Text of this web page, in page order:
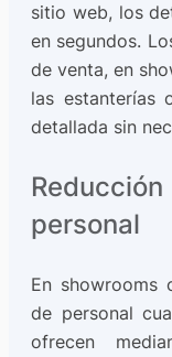
sitio web, los
en segundos.
de venta, en
las estanterías
detallada sin
personal
En showrooms
de personal
ofrecen